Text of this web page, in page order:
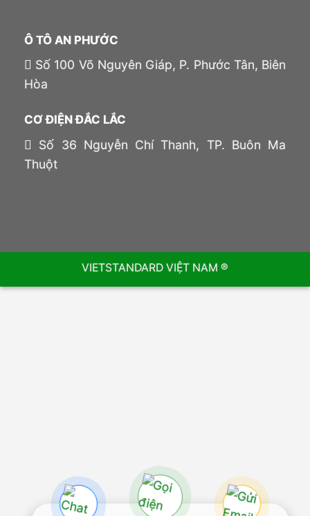
Ô TÔ AN PHƯỚC
Số 100 Võ Nguyên Giáp, P. Phước Tân, Biên
Hòa
CƠ ĐIỆN ĐẮC LẮC
Số 36 Nguyễn Chí Thanh, TP. Buôn Ma
Thuột
VIETSTANDARD VIỆT NAM ®